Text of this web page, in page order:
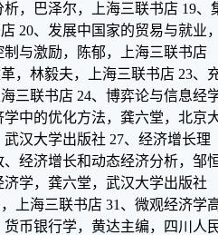
，巴泽尔，上海三联书店 19、
20、发展中国家的贸易与就业
与激励，陈郁，上海三联书店
，林毅夫，上海三联书店 23、
三联书店 24、博弈论与信息经
中的优化方法，龚六堂，北京
汉大学出版社 27、经济增长理
经济增长和动态经济分析，邹
学，龚六堂，武汉大学出版社
上海三联书店 31、微观经济学
币银行学，黄达主编，四川人